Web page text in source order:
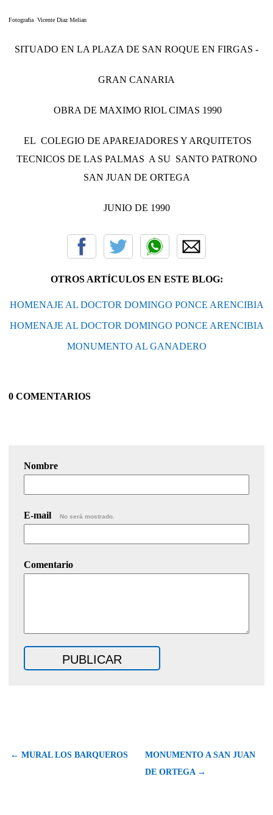
Fotografia Vicente Diaz Melian
SITUADO EN LA PLAZA DE SAN ROQUE EN FIRGAS -
GRAN CANARIA
OBRA DE MAXIMO RIOL CIMAS 1990
EL COLEGIO DE APAREJADORES Y ARQUITETOS
TECNICOS DE LAS PALMAS A SU SANTO PATRONO
SAN JUAN DE ORTEGA
JUNIO DE 1990
OTROS ARTÍCULOS EN ESTE BLOG:
HOMENAJE AL DOCTOR DOMINGO PONCE ARENCIBIA
HOMENAJE AL DOCTOR DOMINGO PONCE ARENCIBIA
MONUMENTO AL GANADERO
0 COMENTARIOS
Nombre
E-mail No será mostrado.
Comentario
← MURAL LOS BARQUEROS
MONUMENTO A SAN JUAN
DE ORTEGA →